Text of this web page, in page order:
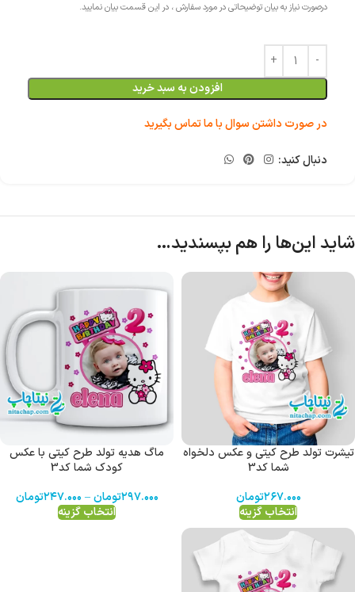
درصورت نیاز به بیان توضیحاتی در مورد سفارش ، در این قسمت بیان نمایید.
افزودن به سبد خرید
در صورت داشتن سوال با ما تماس بگیرید
دنبال کنید:
شاید این‌ها را هم بپسندید…
تیشرت تولد طرح کیتی و عکس دلخواه
شما کد3
۲۶۷.۰۰۰تومان
انتخاب گزینه
ماگ هدیه تولد طرح کیتی با عکس
کودک شما کد3
۲۹۷.۰۰۰تومان – ۲۴۷.۰۰۰تومان
انتخاب گزینه